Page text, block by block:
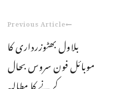
Previous Article
بلاول بھٹوزرداری کا
موبائل فون سروس بحال
کرنے کا مطالبہ